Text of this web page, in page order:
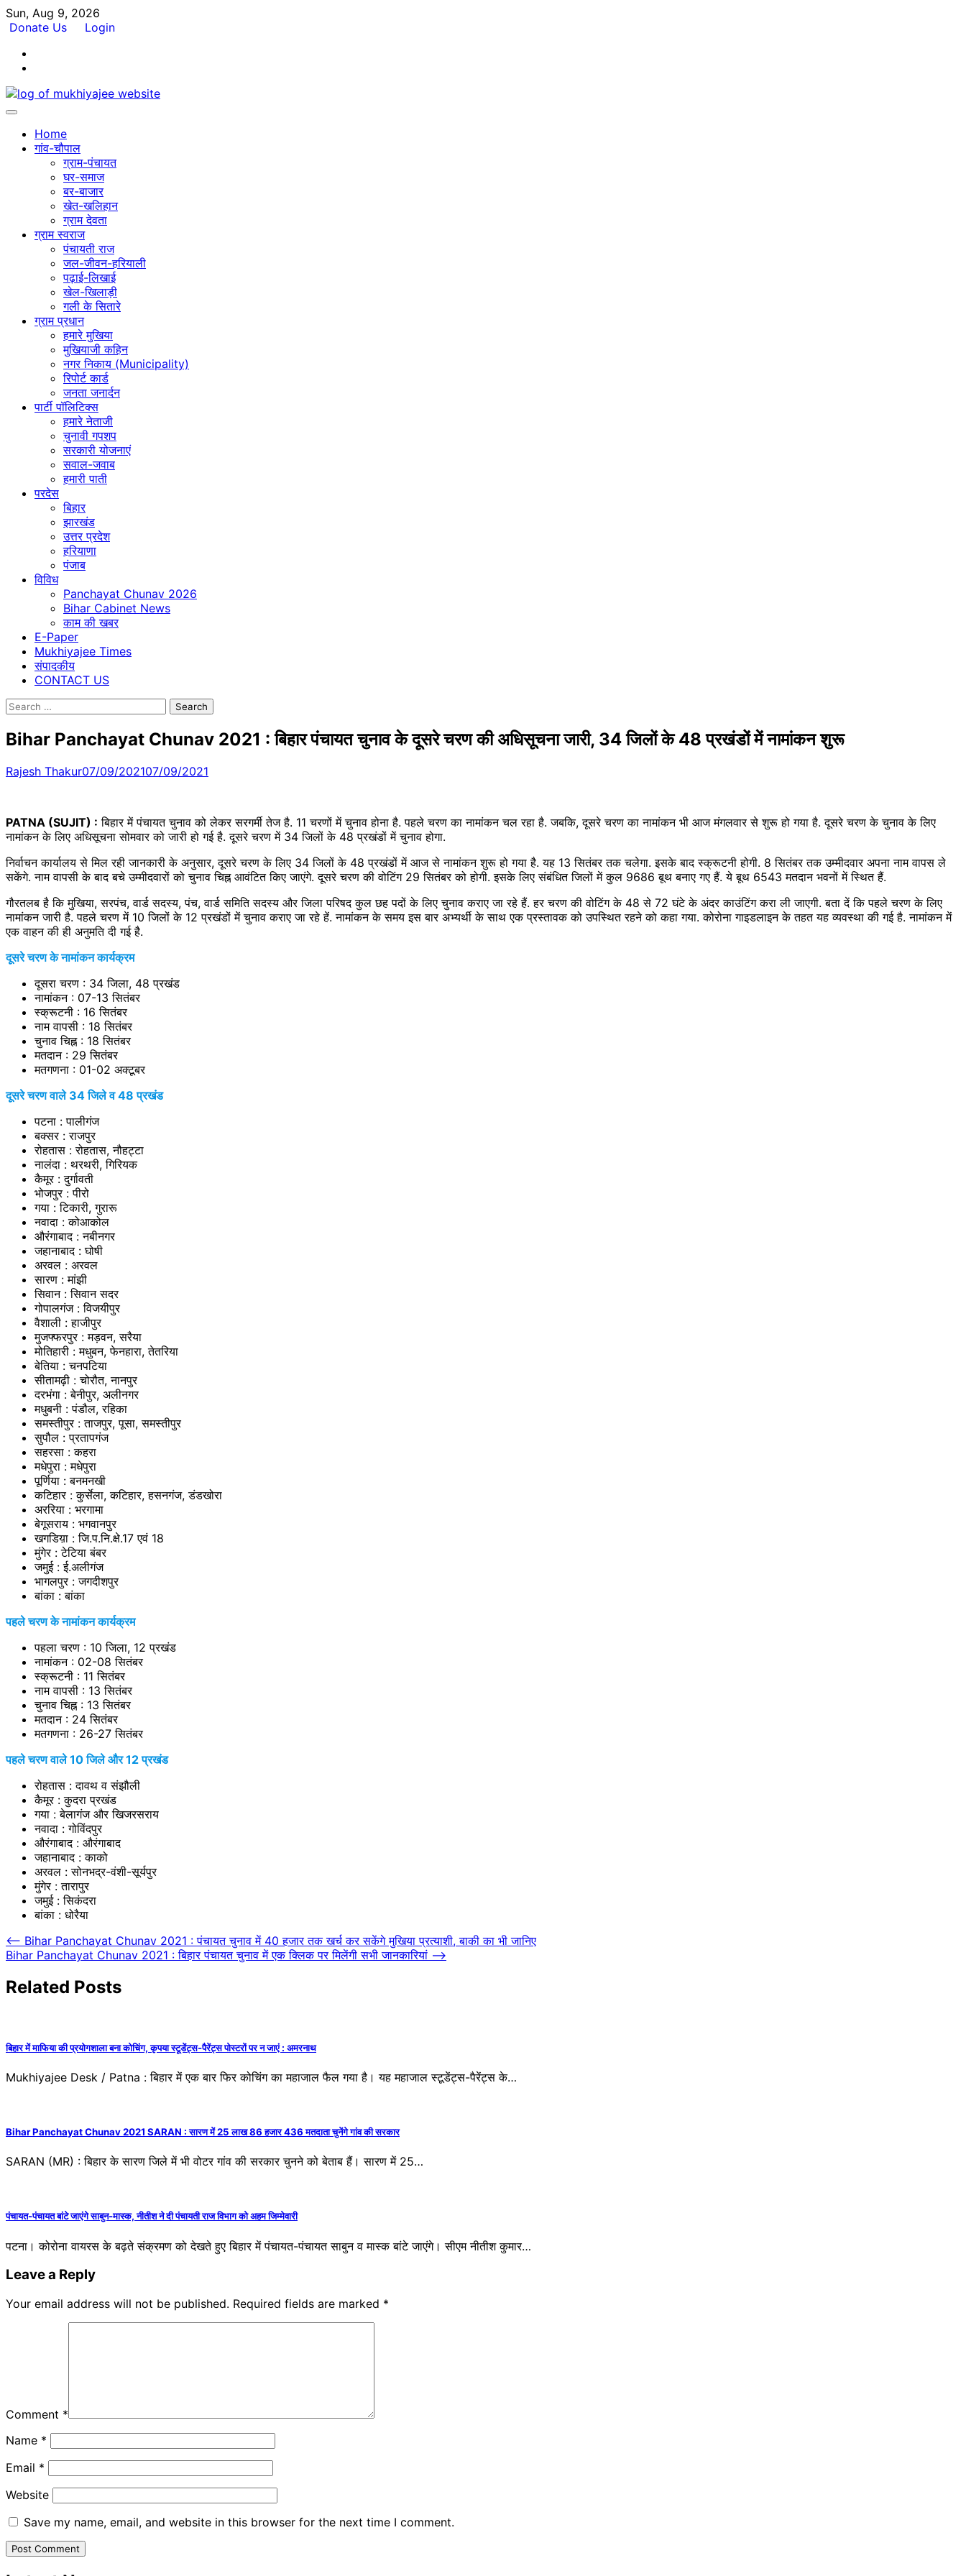
Skip
to
Sun, Aug 9, 2026
Donate Us
Login
Home
गांव-चौपाल
ग्राम-पंचायत
घर-समाज
बर-बाजार
खेत-खलिहान
ग्राम देवता
ग्राम स्वराज
पंचायती राज
जल-जीवन-हरियाली
पढ़ाई-लिखाई
खेल-खिलाड़ी
गली के सितारे
ग्राम प्रधान
हमारे मुखिया
मुखियाजी कहिन
नगर निकाय (Municipality)
रिपोर्ट कार्ड
जनता जनार्दन
पार्टी पॉलिटिक्स
हमारे नेताजी
चुनावी गपशप
सरकारी योजनाएं
सवाल-जवाब
हमारी पाती
परदेस
बिहार
झारखंड
उत्तर प्रदेश
हरियाणा
पंजाब
विविध
Panchayat Chunav 2026
Bihar Cabinet News
काम की खबर
E-Paper
Mukhiyajee Times
संपादकीय
CONTACT US
Search
Bihar Panchayat Chunav 2021 : बिहार पंचायत चुनाव के दूसरे चरण की अधिसूचना जारी, 34 जिलों के 48 प्रखंडों में नामांकन शुरू
Rajesh Thakur07/09/202107/09/2021
PATNA (SUJIT) : बिहार में पंचायत चुनाव को लेकर सरगर्मी तेज है. 11 चरणों में चुनाव होना है. पहले चरण का नामांकन चल रहा है. जबकि, दूसरे चरण का नामांकन भी आज मंगलवार से शुरू हो गया है. दूसरे चरण के चुनाव के लिए
नामांकन के लिए अधिसूचना सोमवार को जारी हो गई है. दूसरे चरण में 34 जिलों के 48 प्रखंडों में चुनाव होगा.
निर्वाचन कार्यालय से मिल रही जानकारी के अनुसार, दूसरे चरण के लिए 34 जिलों के 48 प्रखंडों में आज से नामांकन शुरू हो गया है. यह 13 सितंबर तक चलेगा. इसके बाद स्क्रूटनी होगी. 8 सितंबर तक उम्मीदवार अपना नाम वापस ले
सकेंगे. नाम वापसी के बाद बचे उम्मीदवारों को चुनाव चिह्न आवंटित किए जाएंगे. दूसरे चरण की वोटिंग 29 सितंबर को होगी. इसके लिए संबंधित जिलों में कुल 9686 बूथ बनाए गए हैं. ये बूथ 6543 मतदान भवनों में स्थित हैं.
गौरतलब है कि मुखिया, सरपंच, वार्ड सदस्य, पंच, वार्ड समिति सदस्य और जिला परिषद कुल छह पदों के लिए चुनाव कराए जा रहे हैं. हर चरण की वोटिंग के 48 से 72 घंटे के अंदर काउंटिंग करा ली जाएगी. बता दें कि पहले चरण के लिए
नामांकन जारी है. पहले चरण में 10 जिलों के 12 प्रखंडों में चुनाव कराए जा रहे हें. नामांकन के समय इस बार अभ्यर्थी के साथ एक प्रस्तावक को उपस्थित रहने को कहा गया. कोरोना गाइडलाइन के तहत यह व्यवस्था की गई है. नामांकन में
एक वाहन की ही अनुमति दी गई है.
दूसरे चरण के नामांकन कार्यक्रम
दूसरा चरण : 34 जिला, 48 प्रखंड
नामांकन : 07-13 सितंबर
स्क्रूटनी : 16 सितंबर
नाम वापसी : 18 सितंबर
चुनाव चिह्न : 18 सितंबर
मतदान : 29 सितंबर
मतगणना : 01-02 अक्टूबर
दूसरे चरण वाले 34 जिले व 48 प्रखंड
पटना : पालीगंज
बक्सर : राजपुर
रोहतास : रोहतास, नौहट्टा
नालंदा : थरथरी, गिरियक
कैमूर : दुर्गावती
भोजपुर : पीरो
गया : टिकारी, गुरारू
नवादा : कोआकोल
औरंगाबाद : नबीनगर
जहानाबाद : घोषी
अरवल : अरवल
सारण : मांझी
सिवान : सिवान सदर
गोपालगंज : विजयीपुर
वैशाली : हाजीपुर
मुजफ्फरपुर : मड़वन, सरैया
मोतिहारी : मधुबन, फेनहारा, तेतरिया
बेतिया : चनपटिया
सीतामढ़ी : चोरौत, नानपुर
दरभंगा : बेनीपुर, अलीनगर
मधुबनी : पंडौल, रहिका
समस्तीपुर : ताजपुर, पूसा, समस्तीपुर
सुपौल : प्रतापगंज
सहरसा : कहरा
मधेपुरा : मधेपुरा
पूर्णिया : बनमनखी
कटिहार : कुर्सेला, कटिहार, हसनगंज, डंडखोरा
अररिया : भरगामा
बेगूसराय : भगवानपुर
खगडिय़ा : जि.प.नि.क्षे.17 एवं 18
मुंगेर : टेटिया बंबर
जमुई : ई.अलीगंज
भागलपुर : जगदीशपुर
बांका : बांका
पहले चरण के नामांकन कार्यक्रम
पहला चरण : 10 जिला, 12 प्रखंड
नामांकन : 02-08 सितंबर
स्क्रूटनी : 11 सितंबर
नाम वापसी : 13 सितंबर
चुनाव चिह्न : 13 सितंबर
मतदान : 24 सितंबर
मतगणना : 26-27 सितंबर
पहले चरण वाले 10 जिले और 12 प्रखंड
रोहतास : दावथ व संझौली
कैमूर : कुदरा प्रखंड
गया : बेलागंज और खिजरसराय
नवादा : गोविंदपुर
औरंगाबाद : औरंगाबाद
जहानाबाद : काको
अरवल : सोनभद्र-वंशी-सूर्यपुर
मुंगेर : तारापुर
जमुई : सिकंदरा
बांका : धोरैया
Post
navigation
⟵ Bihar Panchayat Chunav 2021 : पंचायत चुनाव में 40 हजार तक खर्च कर सकेंगे मुखिया प्रत्याशी, बाकी का भी जानिए
Bihar Panchayat Chunav 2021 : बिहार पंचायत चुनाव में एक क्लिक पर मिलेंगी सभी जानकारियां ⟶
Related Posts
बिहार में माफिया की प्रयोगशाला बना कोचिंग, कृपया स्टूडेंट्स-पैरेंट्स पोस्टरों पर न जाएं : अमरनाथ
Mukhiyajee Desk / Patna : बिहार में एक बार फिर कोचिंग का महाजाल फैल गया है। यह महाजाल स्टूडेंट्स-पैरेंट्स के…
Bihar Panchayat Chunav 2021 SARAN : सारण में 25 लाख 86 हजार 436 मतदाता चुनेंगे गांव की सरकार
SARAN (MR) : बिहार के सारण जिले में भी वोटर गांव की सरकार चुनने को बेताब हैं। सारण में 25…
पंचायत-पंचायत बांटे जाएंगे साबुन-मास्क, नीतीश ने दी पंचायती राज विभाग को अहम जिम्मेवारी
पटना। कोरोना वायरस के बढ़ते संक्रमण को देखते हुए बिहार में पंचायत-पंचायत साबुन व मास्क बांटे जाएंगे। सीएम नीतीश कुमार…
Leave a Reply
Your email address will not be published. Required fields are marked *
Comment *
Name *
Email *
Website
Save my name, email, and website in this browser for the next time I comment.